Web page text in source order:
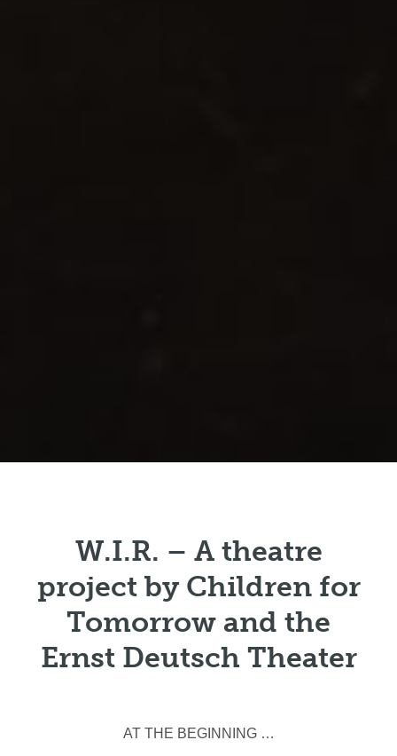
W.I.R. – A theatre
project by Children for
Tomorrow and the
Ernst Deutsch Theater
AT THE BEGINNING …